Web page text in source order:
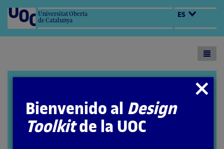
Universitat Oberta
de Catalunya
ES
Cerrar
modal
Bienvenido al Design
Toolkitde la UOC